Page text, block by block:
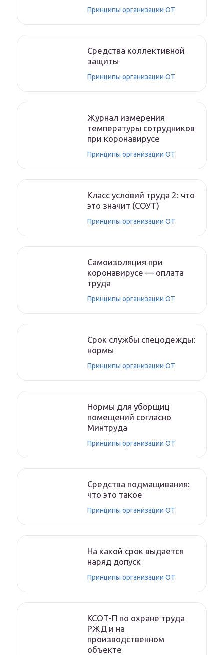
Принципы организации ОТ
Средства коллективной
защиты
Принципы организации ОТ
Журнал измерения
температуры сотрудников
при коронавирусе
Принципы организации ОТ
Класс условий труда 2: что
это значит (СОУТ)
Принципы организации ОТ
Самоизоляция при
коронавирусе — оплата
труда
Принципы организации ОТ
Срок службы спецодежды:
нормы
Принципы организации ОТ
Нормы для уборщиц
помещений согласно
Минтруда
Принципы организации ОТ
Средства подмащивания:
что это такое
Принципы организации ОТ
На какой срок выдается
наряд допуск
Принципы организации ОТ
КСОТ-П по охране труда
РЖД и на
производственном
объекте